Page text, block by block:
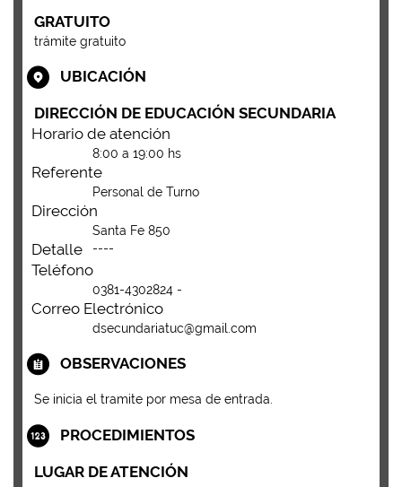
GRATUITO
trámite gratuito
UBICACIÓN
DIRECCIÓN DE EDUCACIÓN SECUNDARIA
Horario de atención
8:00 a 19:00 hs
Referente
Personal de Turno
Dirección
Santa Fe 850
Detalle ----
Teléfono
0381-4302824 -
Correo Electrónico
dsecundariatuc@gmail.com
OBSERVACIONES
Se inicia el tramite por mesa de entrada.
PROCEDIMIENTOS
LUGAR DE ATENCIÓN